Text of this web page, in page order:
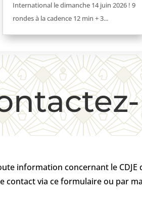
International le dimanche 14 juin 2026 ! 9
rondes à la cadence 12 min + 3...
information concernant le CDJE
contact via ce formulaire ou par